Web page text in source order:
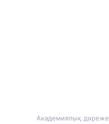
Академиялық дәреже